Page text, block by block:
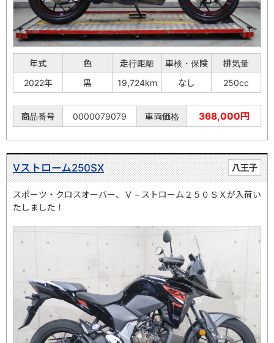
年式 色 走行距離 車検・保険
排気量
2022年
黒 19,724km なし 250cc
商品番号 0000079079 車両価格 368,000円
八王子
Vストローム250SX
スポーツ・クロスオーバー、Ｖ－ストローム２５０ＳＸが入荷い
たしました！